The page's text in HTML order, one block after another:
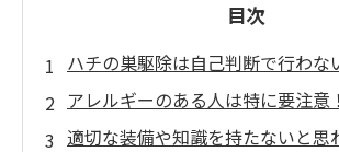
目次
ハチの巣駆除は自己判断で行わな
アレルギーのある人は特に要注意！
適切な装備や知識を持たないと